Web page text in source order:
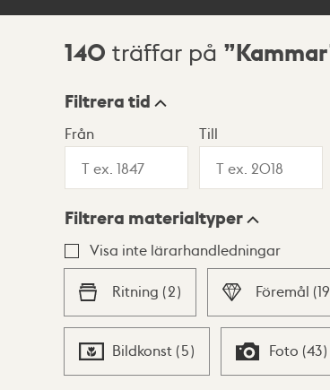
Sökresultat
140 träffar på Kammar
Visningsläge
Lista Karta
Filtrera tid
Från Till
Filtrera materialtyper
Visa inte lärarhandledningar
Ritning (2) Föremål (19
Bildkonst (5) Foto (43)